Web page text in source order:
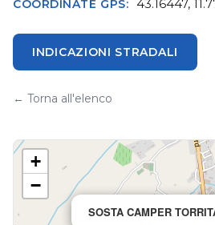
COORDINATE GPS: 43.16447,
INDICAZIONI STRADALI
← Torna all'elenco
SOSTA CAMPER
+
−